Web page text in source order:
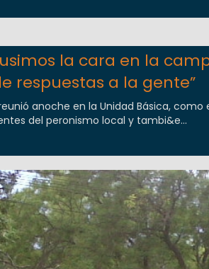
la cara en la
respuestas a la gente”
anoche en la Unidad Básica, como
del peronismo local y tambi&e...